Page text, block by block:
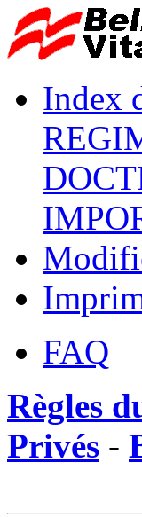
Index
FAQ
Règles
Privés -